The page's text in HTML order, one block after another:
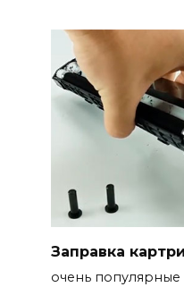
Заправка
очень